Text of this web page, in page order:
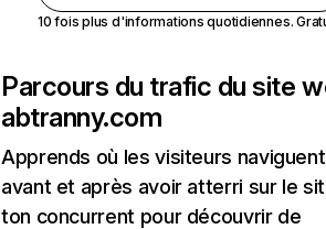
10 fois plus d'informations quotidiennes.
Parcours du trafic du site
abtranny.com
Apprends où les visiteurs naviguent
avant et après avoir atterri sur le
ton concurrent pour découvrir de